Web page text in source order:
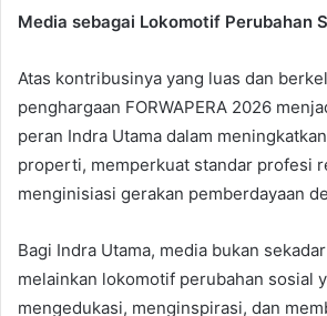
Media sebagai Lokomotif Perubahan
Atas kontribusinya yang luas dan
penghargaan FORWAPERA 2026
peran Indra Utama dalam
properti, memperkuat standar profesi
menginisiasi gerakan pemberdayaan
Bagi Indra Utama, media bukan
melainkan lokomotif perubahan sosial
mengedukasi, menginspirasi, dan